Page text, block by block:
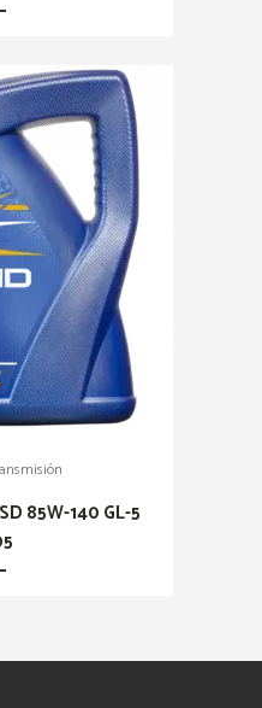
85W-140 GL-5